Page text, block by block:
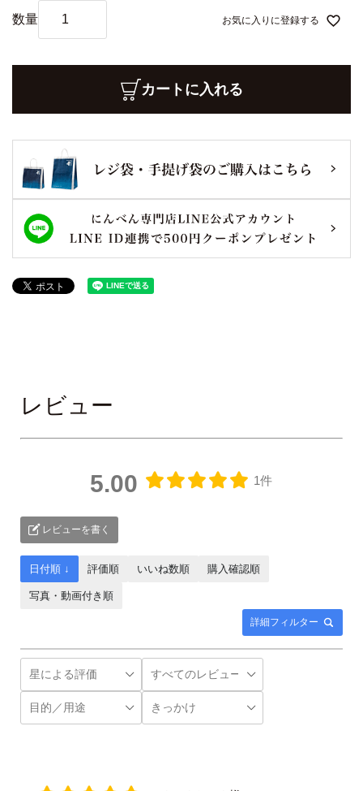
お気に入りに登録する
カートに入れる
レビュー
5.00 1件
レビューを書く
詳細フィルター
日付順 ↓ 評価順 いいね数順 購入確認順
写真・動画付き順